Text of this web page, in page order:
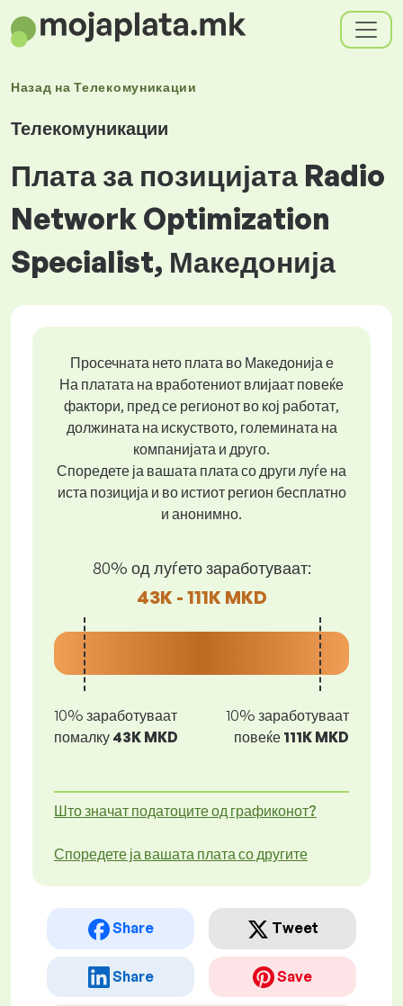
Назад наТелекомуникации
Телекомуникации
Плата за позицијата Radio
Network Optimization
Specialist, Македонија
Просечната нето плата во Македонија е
На платата на вработениот влијаат повеќе
фактори, пред се регионот во кој работат,
должината на искуството, големината на
компанијата и друго.
Споредете ја вашата плата со други луѓе на
иста позиција и во истиот регион бесплатно
и анонимно.
80% од луѓето заработуваат:
43K - 111K MKD
10% заработуваат
помалку 43K MKD
10% заработуваат
повеќе 111K MKD
Што значат податоците од графиконот?
Споредете ја вашата плата со другите
Share Tweet
Share Save